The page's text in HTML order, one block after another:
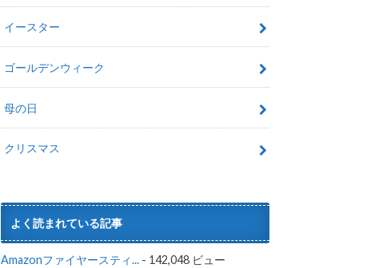
イースター
ゴールデンウィーク
母の日
クリスマス
よく読まれている記事
Amazonファイヤースティ... - 142,048 ビュー